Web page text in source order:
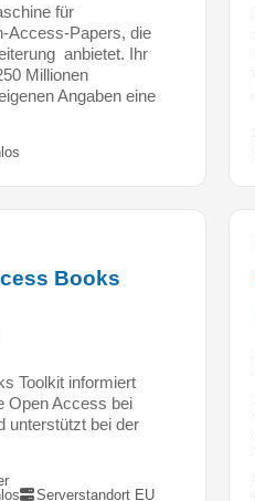
für
Access-Papers, die
anbietet. Ihr
Millionen
Angaben eine
Books
Toolkit informiert
Open Access bei
unterstützt bei der
Serverstandort EU